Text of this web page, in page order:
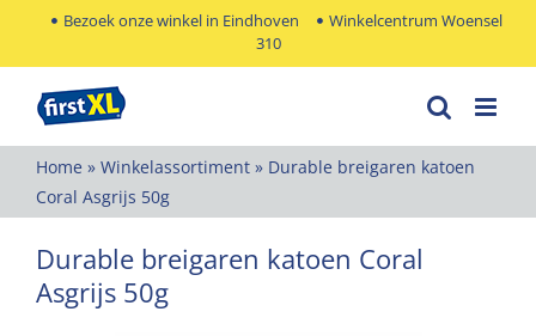
Bezoek onze winkel in Eindhoven
Winkelcentrum Woensel
310
Home » Winkelassortiment » Durable breigaren katoen
Coral Asgrijs 50g
Durable breigaren katoen Coral
Asgrijs 50g